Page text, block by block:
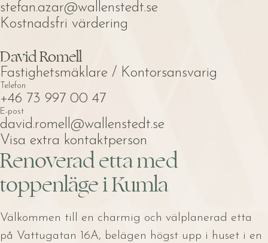
stefan.azar@wallenstedt.se
Kostnadsfri värdering
David Romell
Fastighetsmäklare / Kontorsansvarig
Telefon
+46 73 997 00 47
E-post
david.romell@wallenstedt.se
Visa extra kontaktperson
Renoverad etta med
toppenläge i Kumla
Välkommen till en charmig och välplanerad etta
på Vattugatan 16A, belägen högst upp i huset i en